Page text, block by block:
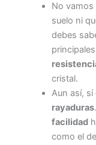
No vamos
suelo ni
debes
cristal.
Aun así,
rayaduras
facilidad
como el